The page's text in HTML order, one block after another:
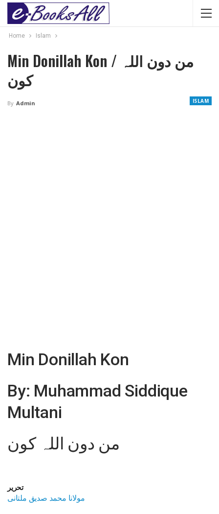
Home Islam
Min Donillah Kon / من دون اللہ
کون
ISLAM
By Admin
Min Donillah Kon
By: Muhammad Siddique
Multani
من دون اللہ کون
تحریر
مولانا محمد صدیق ملتانی